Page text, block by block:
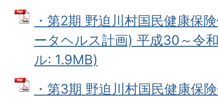
・第2期 野迫川村国民健康保
ータヘルス計画) 平成30～令
ル: 1.9MB)
・第3期 野迫川村国民健康保